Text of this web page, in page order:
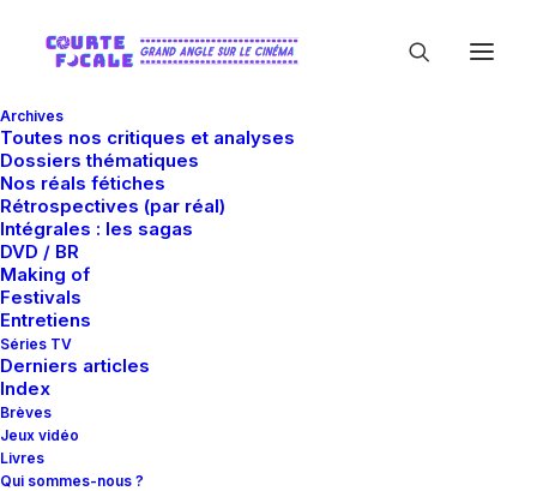
Archives
Toutes nos critiques et analyses
Dossiers thématiques
Nos réals fétiches
Rétrospectives (par réal)
Intégrales : les sagas
DVD / BR
Making of
Festivals
Entretiens
Séries TV
Derniers articles
Index
Brèves
Jeux vidéo
Livres
Qui sommes-nous ?